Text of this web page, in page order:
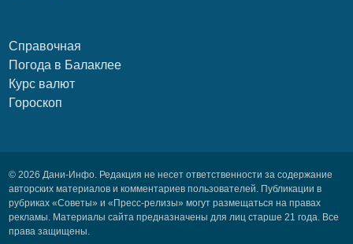
Справочная
Погода в Балаклее
Курс валют
Гороскоп
© 2026 Дани-Инфо. Редакция не несет ответственности за содержание
авторских материалов и комментариев пользователей. Публикации в
рубриках «Советы» и «Пресс-релизы» могут размещаться на правах
рекламы. Материалы сайта предназначены для лиц старше 21 года. Все
права защищены.